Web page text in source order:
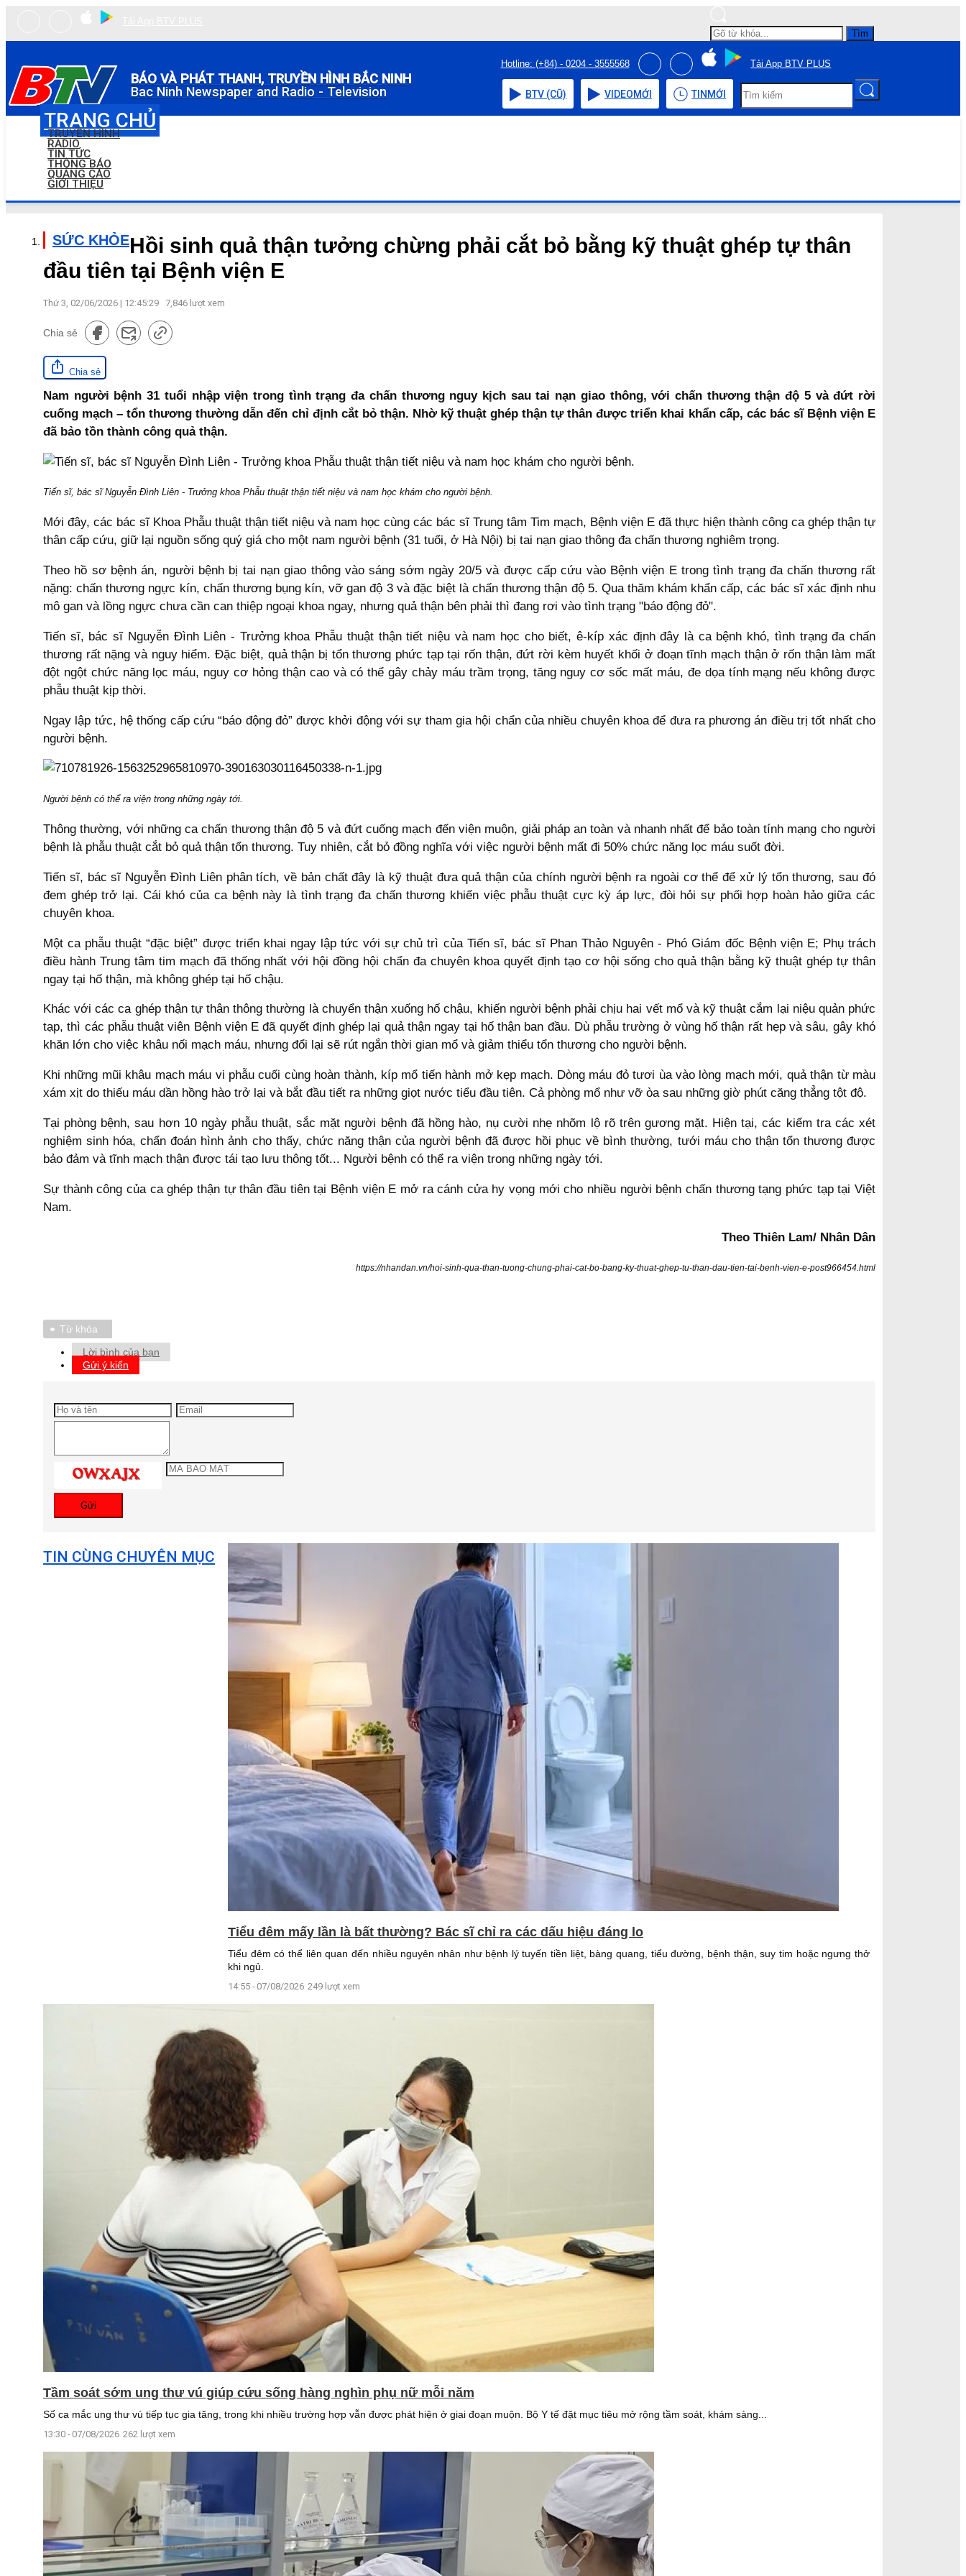
Tìm
BÁO VÀ PHÁT THANH, TRUYỀN HÌNH BẮC NINH
Bac Ninh Newspaper and Radio - Television
Hotline: (+84) - 0204 - 3555568 Tải App BTV PLUS
BTV (CŨ) VIDEOMỚI TIN MỚI
TRANG CHỦ
TRUYỀN HÌNH
RADIO
TIN TỨC
THÔNG BÁO
QUẢNG CÁO
GIỚI THIỆU
SỨC KHỎEHồi sinh quả thận tưởng chừng phải cắt bỏ bằng kỹ thuật ghép tự thân
đầu tiên tại Bệnh viện E
Thứ 3, 02/06/2026 | 12:45:29 7,846 lượt xem
Chia sẻ
Chia sẻ
Nam người bệnh 31 tuổi nhập viện trong tình trạng đa chấn thương nguy kịch sau tai nạn giao thông, với chấn thương thận độ 5 và đứt rời
cuống mạch – tổn thương thường dẫn đến chỉ định cắt bỏ thận. Nhờ kỹ thuật ghép thận tự thân được triển khai khẩn cấp, các bác sĩ Bệnh viện E
đã bảo tồn thành công quả thận.
Tiến sĩ, bác sĩ Nguyễn Đình Liên - Trưởng khoa Phẫu thuật thận tiết niệu và nam học khám cho người bệnh.
Mới đây, các bác sĩ Khoa Phẫu thuật thận tiết niệu và nam học cùng các bác sĩ Trung tâm Tim mạch, Bệnh viện E đã thực hiện thành công ca ghép thận tự
thân cấp cứu, giữ lại nguồn sống quý giá cho một nam người bệnh (31 tuổi, ở Hà Nội) bị tai nạn giao thông đa chấn thương nghiêm trọng.
Theo hồ sơ bệnh án, người bệnh bị tai nạn giao thông vào sáng sớm ngày 20/5 và được cấp cứu vào Bệnh viện E trong tình trạng đa chấn thương rất
nặng: chấn thương ngực kín, chấn thương bụng kín, vỡ gan độ 3 và đặc biệt là chấn thương thận độ 5. Qua thăm khám khẩn cấp, các bác sĩ xác định nhu
mô gan và lồng ngực chưa cần can thiệp ngoại khoa ngay, nhưng quả thận bên phải thì đang rơi vào tình trạng "báo động đỏ".
Tiến sĩ, bác sĩ Nguyễn Đình Liên - Trưởng khoa Phẫu thuật thận tiết niệu và nam học cho biết, ê-kíp xác định đây là ca bệnh khó, tình trạng đa chấn
thương rất nặng và nguy hiểm. Đặc biệt, quả thận bị tổn thương phức tạp tại rốn thận, đứt rời kèm huyết khối ở đoạn tĩnh mạch thận ở rốn thận làm mất
đột ngột chức năng lọc máu, nguy cơ hỏng thận cao và có thể gây chảy máu trầm trọng, tăng nguy cơ sốc mất máu, đe dọa tính mạng nếu không được
phẫu thuật kịp thời.
Ngay lập tức, hệ thống cấp cứu “báo động đỏ” được khởi động với sự tham gia hội chẩn của nhiều chuyên khoa để đưa ra phương án điều trị tốt nhất cho
người bệnh.
Người bệnh có thể ra viện trong những ngày tới.
Thông thường, với những ca chấn thương thận độ 5 và đứt cuống mạch đến viện muộn, giải pháp an toàn và nhanh nhất để bảo toàn tính mạng cho người
bệnh là phẫu thuật cắt bỏ quả thận tổn thương. Tuy nhiên, cắt bỏ đồng nghĩa với việc người bệnh mất đi 50% chức năng lọc máu suốt đời.
Tiến sĩ, bác sĩ Nguyễn Đình Liên phân tích, về bản chất đây là kỹ thuật đưa quả thận của chính người bệnh ra ngoài cơ thể để xử lý tổn thương, sau đó
đem ghép trở lại. Cái khó của ca bệnh này là tình trạng đa chấn thương khiến việc phẫu thuật cực kỳ áp lực, đòi hỏi sự phối hợp hoàn hảo giữa các
chuyên khoa.
Một ca phẫu thuật “đặc biệt” được triển khai ngay lập tức với sự chủ trì của Tiến sĩ, bác sĩ Phan Thảo Nguyên - Phó Giám đốc Bệnh viện E; Phụ trách
điều hành Trung tâm tim mạch đã thống nhất với hội đồng hội chẩn đa chuyên khoa quyết định tạo cơ hội sống cho quả thận bằng kỹ thuật ghép tự thân
ngay tại hố thận, mà không ghép tại hố chậu.
Khác với các ca ghép thận tự thân thông thường là chuyển thận xuống hố chậu, khiến người bệnh phải chịu hai vết mổ và kỹ thuật cắm lại niệu quản phức
tạp, thì các phẫu thuật viên Bệnh viện E đã quyết định ghép lại quả thận ngay tại hố thận ban đầu. Dù phẫu trường ở vùng hố thận rất hẹp và sâu, gây khó
khăn lớn cho việc khâu nối mạch máu, nhưng đổi lại sẽ rút ngắn thời gian mổ và giảm thiểu tổn thương cho người bệnh.
Khi những mũi khâu mạch máu vi phẫu cuối cùng hoàn thành, kíp mổ tiến hành mở kẹp mạch. Dòng máu đỏ tươi ùa vào lòng mạch mới, quả thận từ màu
xám xịt do thiếu máu dần hồng hào trở lại và bắt đầu tiết ra những giọt nước tiểu đầu tiên. Cả phòng mổ như vỡ òa sau những giờ phút căng thẳng tột độ.
Tại phòng bệnh, sau hơn 10 ngày phẫu thuật, sắc mặt người bệnh đã hồng hào, nụ cười nhẹ nhõm lộ rõ trên gương mặt. Hiện tại, các kiểm tra các xét
nghiệm sinh hóa, chẩn đoán hình ảnh cho thấy, chức năng thận của người bệnh đã được hồi phục về bình thường, tưới máu cho thận tổn thương được
bảo đảm và tĩnh mạch thận được tái tạo lưu thông tốt... Người bệnh có thể ra viện trong những ngày tới.
Sự thành công của ca ghép thận tự thân đầu tiên tại Bệnh viện E mở ra cánh cửa hy vọng mới cho nhiều người bệnh chấn thương tạng phức tạp tại Việt
Nam.
Theo Thiên Lam/ Nhân Dân
https://nhandan.vn/hoi-sinh-qua-than-tuong-chung-phai-cat-bo-bang-ky-thuat-ghep-tu-than-dau-tien-tai-benh-vien-e-post966454.html
Từ khóa
Lời bình của bạn
Gửi ý kiến
Gửi
TIN CÙNG CHUYÊN MỤC
Tiểu đêm mấy lần là bất thường? Bác sĩ chỉ ra các dấu hiệu đáng lo
Tiểu đêm có thể liên quan đến nhiều nguyên nhân như bệnh lý tuyến tiền liệt, bàng quang, tiểu đường, bệnh thận, suy tim hoặc ngưng thở
khi ngủ.
14:55 - 07/08/2026 249 lượt xem
Tầm soát sớm ung thư vú giúp cứu sống hàng nghìn phụ nữ mỗi năm
Số ca mắc ung thư vú tiếp tục gia tăng, trong khi nhiều trường hợp vẫn được phát hiện ở giai đoạn muộn. Bộ Y tế đặt mục tiêu mở rộng tầm soát, khám sàng...
13:30 - 07/08/2026 262 lượt xem